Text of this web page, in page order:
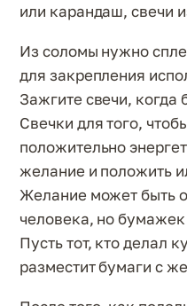
или карандаш, свечи
Из соломы нужно
для закрепления
Зажгите свечи, когда
Свечки для того,
положительно
желание и положить
Желание может быть
человека, но
Пусть тот, кто делал
разместит бумаги с